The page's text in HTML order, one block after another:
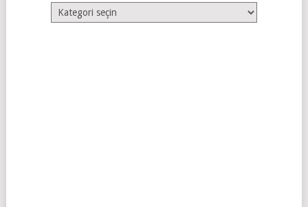
Tüm
Kategoriler